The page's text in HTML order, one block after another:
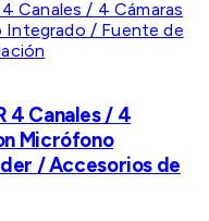
4 Canales / 4
Micrófono
/ Accesorios de